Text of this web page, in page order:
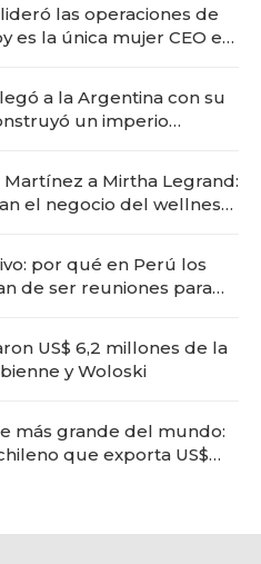
las operaciones de
es la única mujer CEO en
a la Argentina con su
un imperio
a Mirtha Legrand:
el negocio del wellness
por qué en Perú los
de ser reuniones para
US$ 6,2 millones de la
y Woloski
más grande del mundo:
que exporta US$